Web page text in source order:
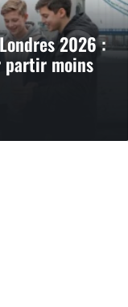
2026 :
partir moins